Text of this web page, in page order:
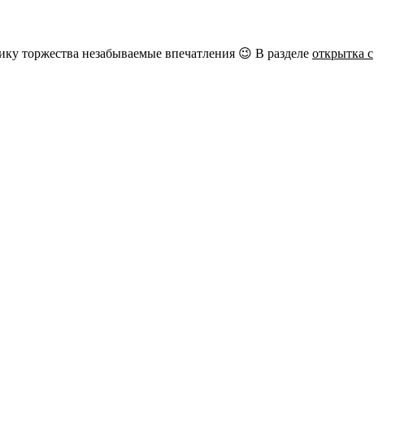
торжества незабываемые впечатления 😉 В разделе открытка с